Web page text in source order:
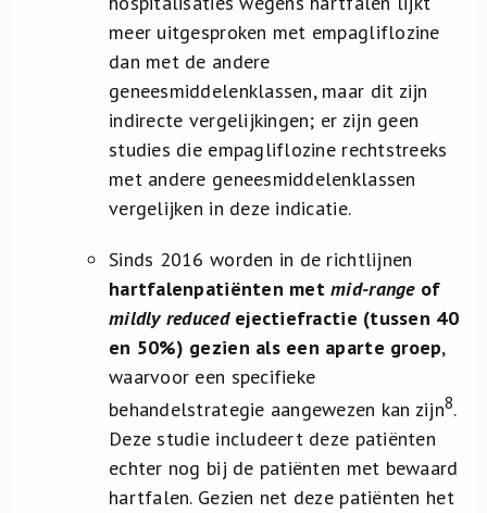
meer uitgesproken met empagliflozine
dan met de andere
geneesmiddelenklassen, maar dit zijn
indirecte vergelijkingen; er zijn geen
studies die empagliflozine rechtstreeks
met andere geneesmiddelenklassen
vergelijken in deze indicatie.
Sinds 2016 worden in de richtlijnen
hartfalenpatiënten metmid-rangeof
mildly reducedejectiefractie (tussen 40
en 50%) gezien als een aparte groep,
waarvoor een specifieke
behandelstrategie aangewezen kan zijn8.
Deze studie includeert deze patiënten
echter nog bij de patiënten met bewaard
hartfalen. Gezien net deze patiënten het